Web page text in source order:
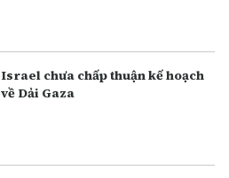
Israel chưa chấp thuận kế hoạch
về Dải Gaza